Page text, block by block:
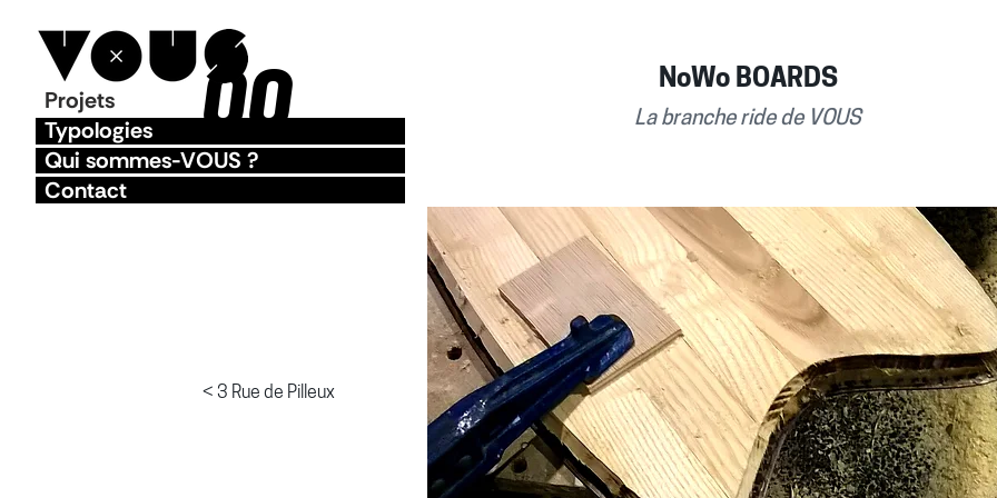
Projets
Typologies
Qui sommes-VOUS ?
Contact
00 NoWo BOARDS
La branche ride de VOUS
< 3 Rue de Pilleux